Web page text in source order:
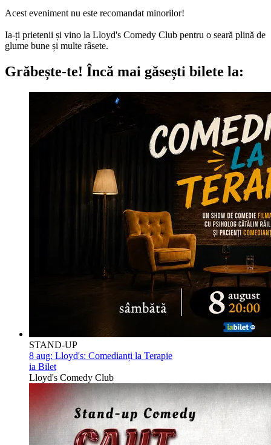
Acest eveniment nu este recomandat minorilor!
Ia-ți prietenii și vino la Lloyd's Comedy Club pentru o seară plină de
glume bune și multe râsete.
Grăbește-te! Încă mai găsești bilete la:
STAND-UP
8 aug: Lloyd's: Comedianți la Terapie
ia Bilet
Lloyd's Comedy Club